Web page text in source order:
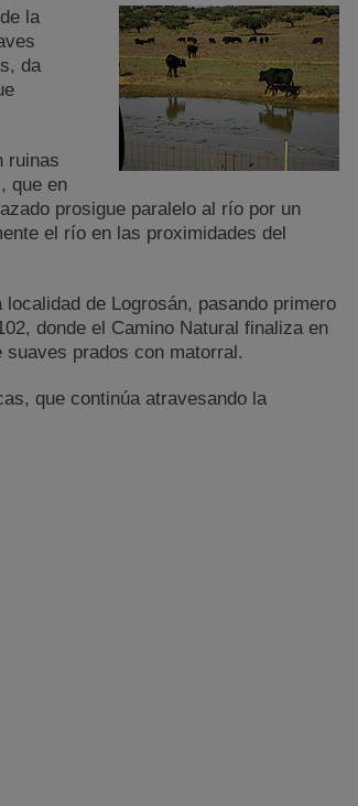
la
da
ruinas
que en
prosigue paralelo al río por un
el río en las proximidades del
de Logrosán, pasando primero
donde el Camino Natural finaliza en
prados con matorral.
que continúa atravesando la